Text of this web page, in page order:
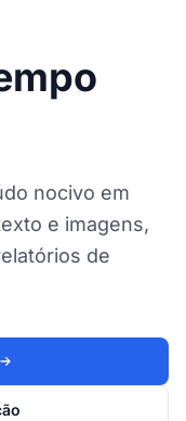
nocivo em
e imagens,
de